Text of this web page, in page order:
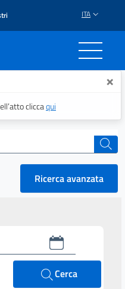
ITA
×
cliccaqui
cerca
Ricerca avanzata
Cerca